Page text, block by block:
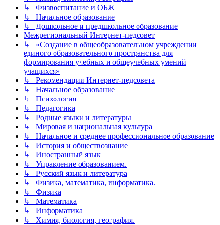
↳ Физвоспитание и ОБЖ
↳ Начальное образование
↳ Дошкольное и предшкольное образование
Межрегиональный Интернет-педсовет
↳ «Создание в общеобразовательном учреждении
единого образовательного пространства для
формирования учебных и общеучебных умений
учащихся»
↳ Рекомендации Интернет-педсовета
↳ Начальное образование
↳ Психология
↳ Педагогика
↳ Родные языки и литературы
↳ Мировая и национальная культура
↳ Начальное и среднее профессиональное образование
↳ История и обществознание
↳ Иностранный язык
↳ Управление образованием.
↳ Русский язык и литература
↳ Физика, математика, информатика.
↳ Физика
↳ Математика
↳ Информатика
↳ Химия, биология, география.